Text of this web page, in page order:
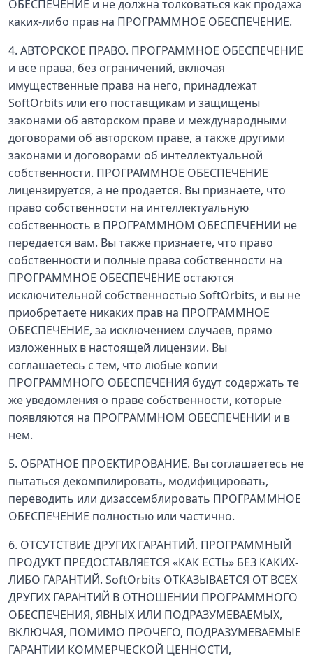
ОБЕСПЕЧЕНИЕ и не должна толковаться как продажа
каких-либо прав на ПРОГРАММНОЕ ОБЕСПЕЧЕНИЕ.
4. АВТОРСКОЕ ПРАВО. ПРОГРАММНОЕ ОБЕСПЕЧЕНИЕ
и все права, без ограничений, включая
имущественные права на него, принадлежат
SoftOrbits или его поставщикам и защищены
законами об авторском праве и международными
договорами об авторском праве, а также другими
законами и договорами об интеллектуальной
собственности. ПРОГРАММНОЕ ОБЕСПЕЧЕНИЕ
лицензируется, а не продается. Вы признаете, что
право собственности на интеллектуальную
собственность в ПРОГРАММНОМ ОБЕСПЕЧЕНИИ не
передается вам. Вы также признаете, что право
собственности и полные права собственности на
ПРОГРАММНОЕ ОБЕСПЕЧЕНИЕ остаются
исключительной собственностью SoftOrbits, и вы не
приобретаете никаких прав на ПРОГРАММНОЕ
ОБЕСПЕЧЕНИЕ, за исключением случаев, прямо
изложенных в настоящей лицензии. Вы
соглашаетесь с тем, что любые копии
ПРОГРАММНОГО ОБЕСПЕЧЕНИЯ будут содержать те
же уведомления о праве собственности, которые
появляются на ПРОГРАММНОМ ОБЕСПЕЧЕНИИ и в
нем.
5. ОБРАТНОЕ ПРОЕКТИРОВАНИЕ. Вы соглашаетесь не
пытаться декомпилировать, модифицировать,
переводить или дизассемблировать ПРОГРАММНОЕ
ОБЕСПЕЧЕНИЕ полностью или частично.
6. ОТСУТСТВИЕ ДРУГИХ ГАРАНТИЙ. ПРОГРАММНЫЙ
ПРОДУКТ ПРЕДОСТАВЛЯЕТСЯ «КАК ЕСТЬ» БЕЗ КАКИХ-
ЛИБО ГАРАНТИЙ. SoftOrbits ОТКАЗЫВАЕТСЯ ОТ ВСЕХ
ДРУГИХ ГАРАНТИЙ В ОТНОШЕНИИ ПРОГРАММНОГО
ОБЕСПЕЧЕНИЯ, ЯВНЫХ ИЛИ ПОДРАЗУМЕВАЕМЫХ,
ВКЛЮЧАЯ, ПОМИМО ПРОЧЕГО, ПОДРАЗУМЕВАЕМЫЕ
ГАРАНТИИ КОММЕРЧЕСКОЙ ЦЕННОСТИ,